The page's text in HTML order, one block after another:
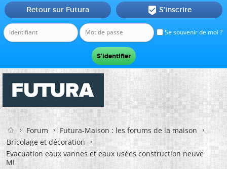
Se souvenir de moi ?
Retour sur Futura  S'inscrire
Forum
Futura-Maison : les forums de la maison
Bricolage et décoration
Evacuation eaux vannes et eaux usées construction neuve
MI